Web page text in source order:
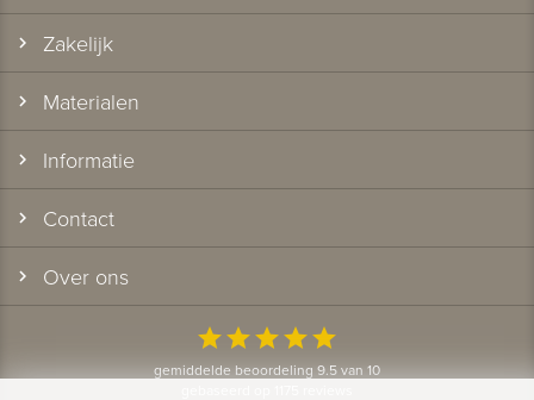
Zakelijk
Materialen
Informatie
Contact
Over ons
starstarstarstarstar
gemiddelde beoordeling 9.5 van 10